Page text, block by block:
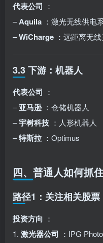
代表公司 ：
–Aquila ：激光无线供电
–WiCharge ：远距离无
3.3 下游：机器人
代表公司 ：
–亚马逊 ：仓储机器人
–宇树科技 ：人形机器人
–特斯拉 ：Optimus
四、普通人如何抓
路径1：关注相关股票
投资方向 ：
1. 激光器公司 ：IPG